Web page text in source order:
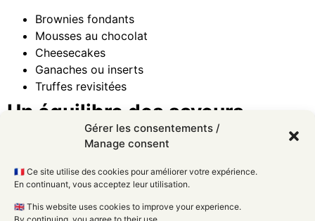
Gérer les consentements /
Manage consent
🇫🇷 Ce site utilise des cookies pour améliorer votre expérience.
En continuant, vous acceptez leur utilisation.
🇬🇧 This website uses cookies to improve your experience.
Brownies fondants
Mousses au chocolat
Cheesecakes
Ganaches ou inserts
Truffes revisitées
Un équilibre des saveurs
maîtrisé
Tout comme il adoucit l’amertume du café dans
certaines boissons de spécialité, l’ail noir révèle des
nuances cachées du chocolat noir. Il apporte également
unedouceur naturelle, ce qui permet de réduire